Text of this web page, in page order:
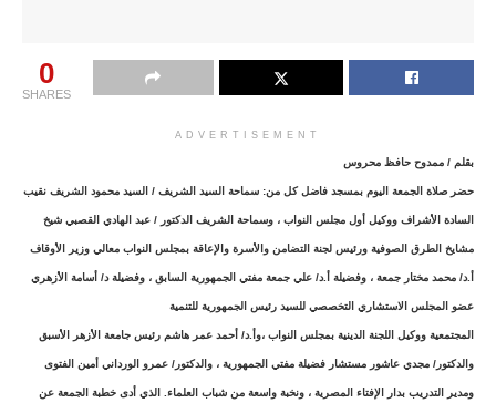
0
SHARES
ADVERTISEMENT
بقلم / ممدوح حافظ محروس
حضر صلاة الجمعة اليوم بمسجد فاضل كل من: سماحة السيد الشريف / السيد محمود الشريف نقيب
السادة الأشراف ووكيل أول مجلس النواب ، وسماحة الشريف الدكتور / عبد الهادي القصبي شيخ
مشايخ الطرق الصوفية ورئيس لجنة التضامن والأسرة والإعاقة بمجلس النواب معالي وزير الأوقاف
أ.د/ محمد مختار جمعة ، وفضيلة أ.د/ علي جمعة مفتي الجمهورية السابق ، وفضيلة د/ أسامة الأزهري
عضو المجلس الاستشاري التخصصي للسيد رئيس الجمهورية للتنمية
المجتمعية ووكيل اللجنة الدينية بمجلس النواب ،وأ.د/ أحمد عمر هاشم رئيس جامعة الأزهر الأسبق
والدكتور/ مجدي عاشور مستشار فضيلة مفتي الجمهورية ، والدكتور/ عمرو الورداني أمين الفتوى
ومدير التدريب بدار الإفتاء المصرية ، ونخبة واسعة من شباب العلماء. الذي أدى خطبة الجمعة عن